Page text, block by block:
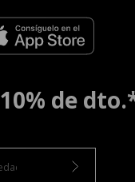
10% de